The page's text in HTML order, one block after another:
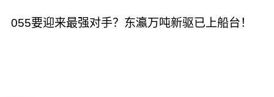
055要迎来最强对手？东瀛万吨新驱已上船台！